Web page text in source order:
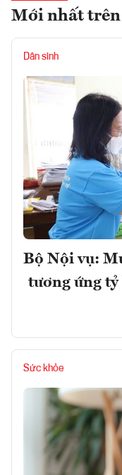
Mới nhất trên
Dân sinh
Bộ Nội vụ:
tương ứng tỷ
Sức khỏe